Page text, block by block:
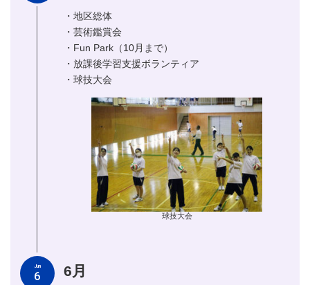
・地区総体
・芸術鑑賞会
・Fun Park（10月まで）
・放課後学習支援ボランティア
・球技大会
球技大会
6月
Jun
6